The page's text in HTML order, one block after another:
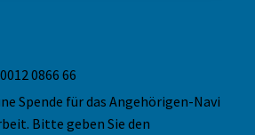
0866 66
Spende für das Angehörigen-Navi
Bitte geben Sie den